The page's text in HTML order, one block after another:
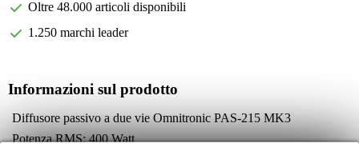
Oltre 48.000 articoli disponibili
1.250 marchi leader
Informazioni sul prodotto
Diffusore passivo a due vie Omnitronic PAS-215 MK3
Potenza RMS: 400 Watt